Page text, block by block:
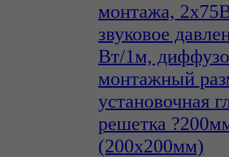
монтажа,
звуковое
Вт/1м,
монтажный
установочная
решетка
(200х200мм)